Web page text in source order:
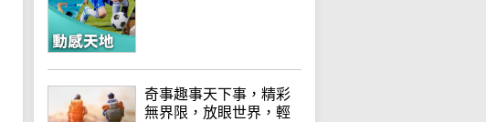
奇事趣事天下事，精彩
無界限，放眼世界，輕